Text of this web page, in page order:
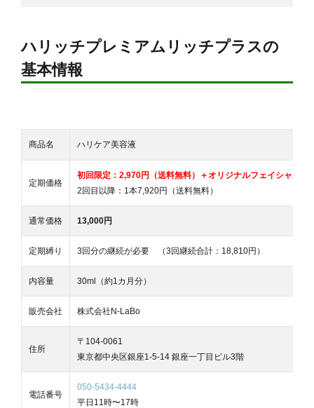
ハリッチプレミアムリッチプラスの
基本情報
商品名 ハリケア美容液
定期価格
初回限定：2,970円（送料無料）＋オリジナルフェイシャルグ
2回目以降：1本7,920円（送料無料）
通常価格 13,000円
定期縛り 3回分の継続が必要 （3回継続合計：18,810円）
内容量 30ml（約1カ月分）
販売会社 株式会社N-LaBo
住所
〒104-0061
東京都中央区銀座1-5-14 銀座一丁目ビル3階
電話番号
050-5434-4444
平日11時〜17時